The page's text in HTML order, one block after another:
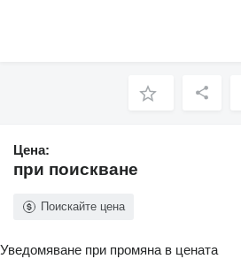
Цена:
при поискване
Поискайте цена
Уведомяване при промяна в цената